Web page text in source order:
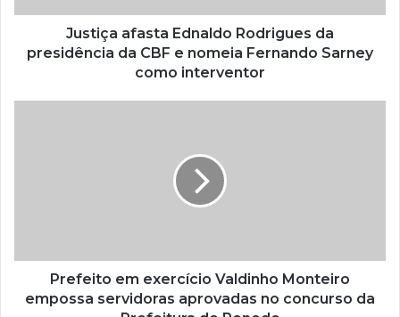
Justiça afasta Ednaldo Rodrigues da
presidência da CBF e nomeia Fernando Sarney
como interventor
Prefeito em exercício Valdinho Monteiro
empossa servidoras aprovadas no concurso da